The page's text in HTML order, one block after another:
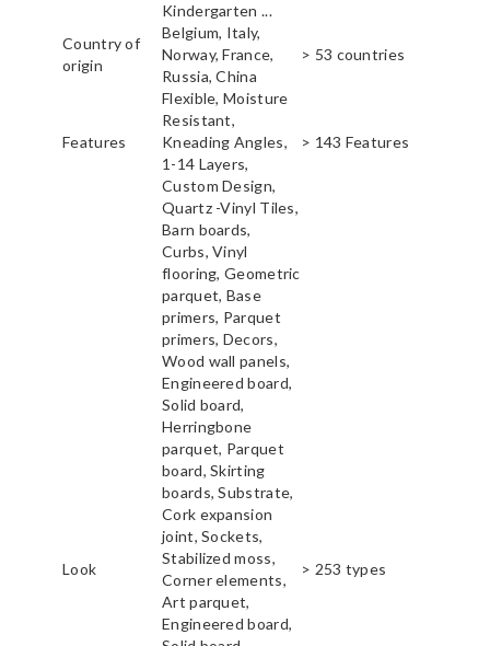
Kindergarten ...
Country of
origin
Belgium, Italy,
Norway, France,
Russia, China
> 53 countries
Features
Flexible, Moisture
Resistant,
Kneading Angles,
1-14 Layers,
Custom Design,
> 143 Features
Look
Quartz -Vinyl Tiles,
Barn boards,
Curbs, Vinyl
flooring, Geometric
parquet, Base
primers, Parquet
primers, Decors,
Wood wall panels,
Engineered board,
Solid board,
Herringbone
parquet, Parquet
board, Skirting
boards, Substrate,
Cork expansion
joint, Sockets,
Stabilized moss,
Corner elements,
Art parquet,
Engineered board,
> 253 types